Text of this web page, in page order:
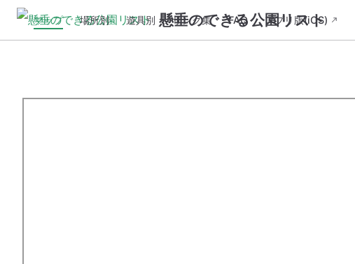
懸垂のできる公園リスト
マップ 場所別 遊具別 リンク集 FAQ アプリ版(iOS)